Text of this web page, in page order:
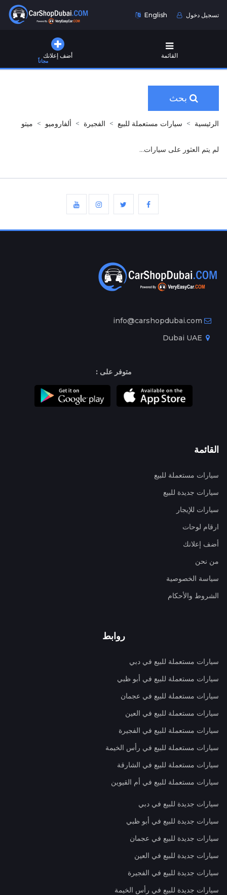
English تسجيل دخول
أضف إعلانك
مجاناً
القائمة
بحث
الرئيسية سيارات مستعملة للبيع الفجيرة ألفاروميو ميتو
لم يتم العثور على سيارات...
info@carshopdubai.com
متوفر على :
القائمة
سيارات مستعملة للبيع
سيارات جديدة للبيع
سيارات للإيجار
ارقام لوحات
أضف إعلانك
من نحن
سياسة الخصوصية
الشروط والأحكام
روابط
سيارات مستعملة للبيع في دبي
سيارات مستعملة للبيع في أبو ظبي
سيارات مستعملة للبيع في عجمان
سيارات مستعملة للبيع في العين
سيارات مستعملة للبيع في الفجيرة
سيارات مستعملة للبيع في رأس الخيمة
سيارات مستعملة للبيع في الشارقة
سيارات مستعملة للبيع في أم القيوين
سيارات جديدة للبيع في دبي
سيارات جديدة للبيع في أبو ظبي
سيارات جديدة للبيع في عجمان
سيارات جديدة للبيع في العين
سيارات جديدة للبيع في الفجيرة
سيارات جديدة للبيع في رأس الخيمة